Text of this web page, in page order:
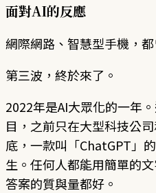
面對AI的反應
網際網路、智慧型手機，
第三波，終於來了。
2022年是AI大眾化的一年
目，之前只在大型科技公
底，一款叫「ChatGPT」
生。任何人都能用簡單的
答案的質與量都好。